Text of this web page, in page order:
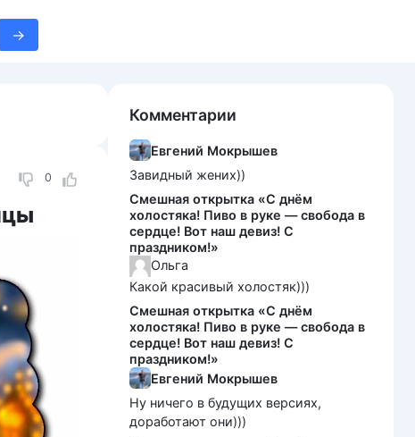
0
Комментарии
Евгений Мокрышев
Завидный жених))
Смешная открытка «С днём
холостяка! Пиво в руке — свобода в
сердце! Вот наш девиз! С
праздником!»
Ольга
Какой красивый холостяк)))
Смешная открытка «С днём
холостяка! Пиво в руке — свобода в
сердце! Вот наш девиз! С
праздником!»
Евгений Мокрышев
Ну ничего в будущих версиях,
доработают они)))